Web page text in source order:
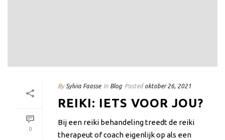
0
By Sylvia Faasse In Blog Posted oktober 26, 2021
REIKI: IETS VOOR JOU?
Bij een reiki behandeling treedt de reiki
therapeut of coach eigenlijk op als een